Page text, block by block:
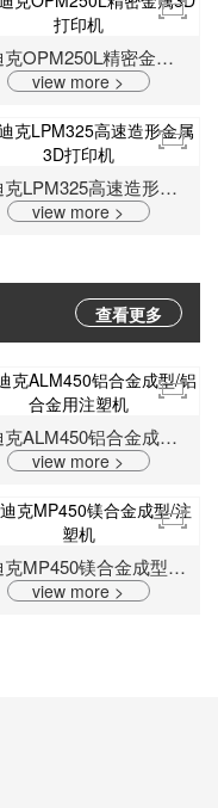
沙迪克OPM250L精密金属3D打印机
view more >
沙迪克LPM325高速造形金属3D打印机
view more >
查看更多
沙迪克ALM450铝合金成型/铝合金用注塑机
view more >
沙迪克MP450镁合金成型/注塑机
view more >